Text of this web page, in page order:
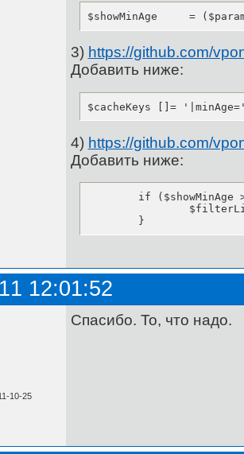
3) https://github.com/
Добавить ниже:
$cacheKeys []=
4) https://github.com/
Добавить ниже:
	}
12:01:52
10-25
Спасибо. То, что надо.